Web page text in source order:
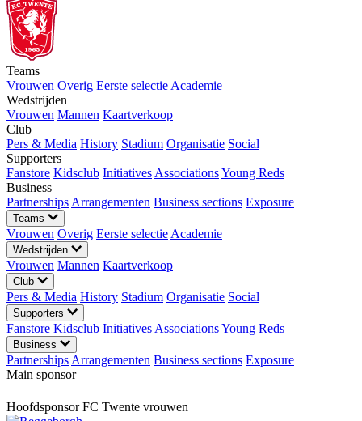
Teams
Vrouwen Overig Eerste selectie Academie
Wedstrijden
Vrouwen Mannen Kaartverkoop
Club
Pers & Media History Stadium Organisatie Social
Supporters
Fanstore Kidsclub Initiatives AssociationsYoung Reds
Business
Partnerships Arrangementen Business sections Exposure
Teams
Vrouwen Overig Eerste selectie Academie
Wedstrijden
Vrouwen Mannen Kaartverkoop
Club
Pers & Media History Stadium Organisatie Social
Supporters
Fanstore Kidsclub Initiatives AssociationsYoung Reds
Business
Partnerships Arrangementen Business sections Exposure
Main sponsor
Hoofdsponsor FC Twente vrouwen